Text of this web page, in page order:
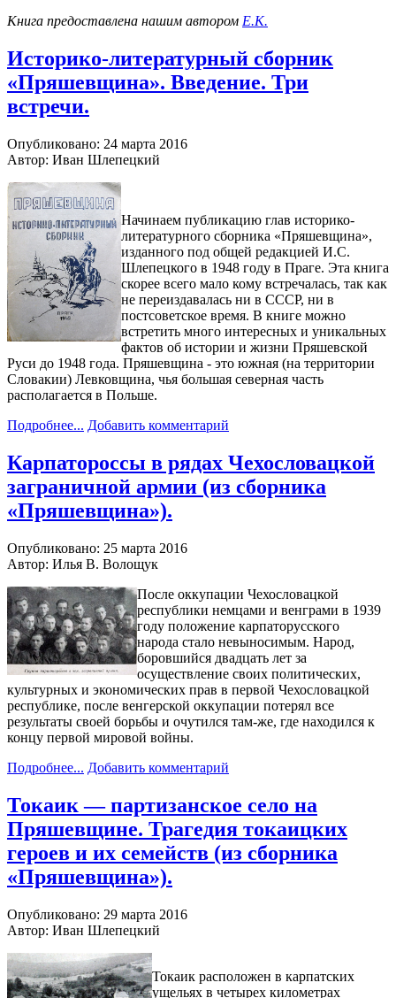
Книга предоставлена нашим автором Е.К.
Историко-литературный сборник
«Пряшевщина». Введение. Три
встречи.
Опубликовано: 24 марта 2016
Автор: Иван Шлепецкий
Начинаем публикацию глав историко-
литературного сборника «Пряшевщина»,
изданного под общей редакцией И.С.
Шлепецкого в 1948 году в Праге. Эта книга
скорее всего мало кому встречалась, так как
не переиздавалась ни в СССР, ни в
постсоветское время. В книге можно
встретить много интересных и уникальных
фактов об истории и жизни Пряшевской
Руси до 1948 года. Пряшевщина - это южная (на территории
Словакии) Левковщина, чья большая северная часть
располагается в Польше.
Подробнее... Добавить комментарий
Карпатороссы в рядах Чехословацкой
заграничной армии (из сборника
«Пряшевщина»).
Опубликовано: 25 марта 2016
Автор: Илья В. Волощук
После оккупации Чехословацкой
республики немцами и венграми в 1939
году положение карпаторусского
народа стало невыносимым. Народ,
боровшийся двадцать лет за
осуществление своих политических,
культурных и экономических прав в первой Чехословацкой
республике, после венгерской оккупации потерял все
результаты своей борьбы и очутился там-же, где находился к
концу первой мировой войны.
Подробнее... Добавить комментарий
Токаик — партизанское село на
Пряшевщине. Трагедия токаицких
героев и их семейств (из сборника
«Пряшевщина»).
Опубликовано: 29 марта 2016
Автор: Иван Шлепецкий
Токаик расположен в карпатских
ущельях в четырех километрах